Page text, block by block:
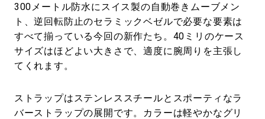
300メートル防水にスイス製の自動巻きムーブメン
ト、逆回転防止のセラミックベゼルで必要な要素は
すべて揃っている今回の新作たち。40ミリのケース
サイズはほどよい大きさで、適度に腕周りを主張し
てくれます。
ストラップはステンレススチールとスポーティなラ
バーストラップの展開です。カラーは軽やかなグリ